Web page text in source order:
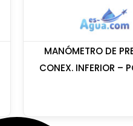
MANÓMETRO DE
CONEX. INFERIOR –